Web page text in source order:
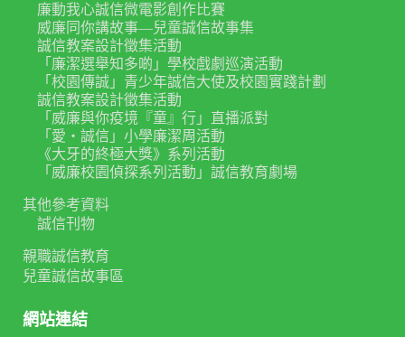
廉動我心誠信微電影創作比賽
威廉同你講故事—兒童誠信故事集
誠信教案設計徵集活動
「廉潔選舉知多啲」學校戲劇巡演活動
「校園傳誠」青少年誠信大使及校園實踐計劃
誠信教案設計徵集活動
「威廉與你疫境『童』行」直播派對
「愛‧誠信」小學廉潔周活動
《大牙的終極大獎》系列活動
「威廉校園偵探系列活動」誠信教育劇場
其他參考資料
誠信刊物
親職誠信教育
兒童誠信故事區
網站連結